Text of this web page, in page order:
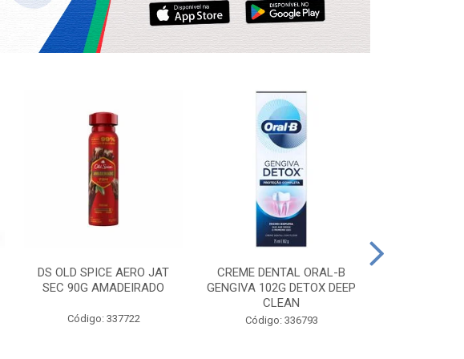
DS OLD SPICE AERO JAT
SEC 90G AMADEIRADO
Código: 337722
CREME DENTAL ORAL-B
GENGIVA 102G DETOX DEEP
CLEAN
Código: 336793